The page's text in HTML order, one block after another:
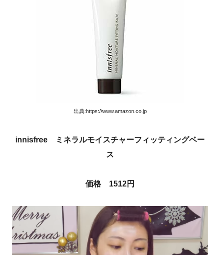
出典:https://www.amazon.co.jp
innisfree ミネラルモイスチャーフィッティングベー
ス
価格 1512円